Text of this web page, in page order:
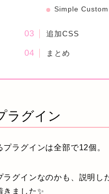
Simple
追加CSS
まとめ
ラグイン
ラグインは全部で12個。
ラグインなのかも、説明
きました✨